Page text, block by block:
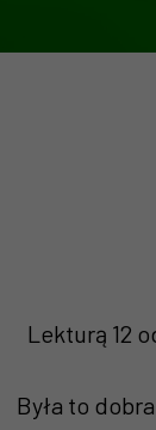
Lekturą 12
Była to